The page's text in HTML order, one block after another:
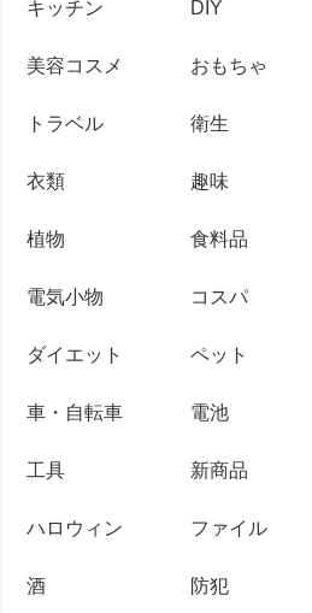
キッチン DIY
美容コスメ おもちゃ
トラベル 衛生
衣類 趣味
植物 食料品
電気小物 コスパ
ダイエット ペット
車・自転車 電池
工具 新商品
ハロウィン ファイル
酒 防犯